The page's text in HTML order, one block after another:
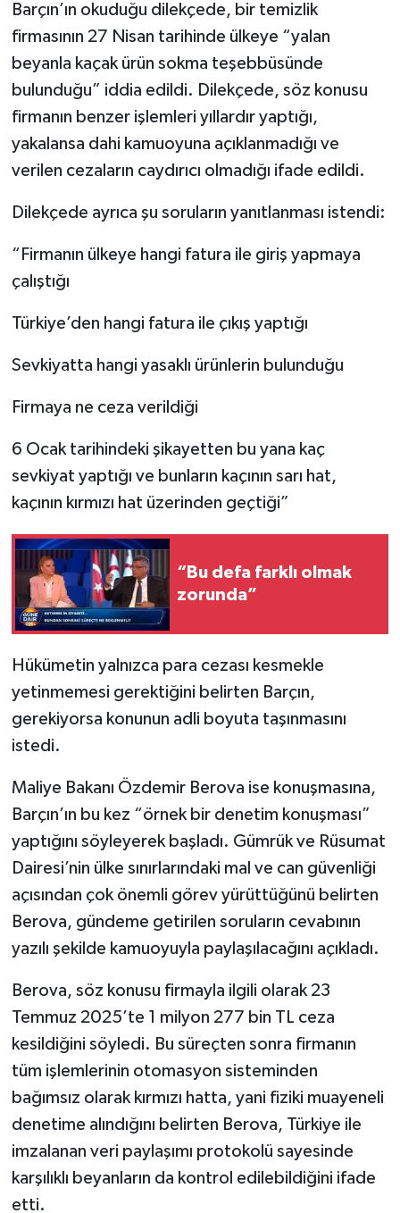
Barçın’ın okuduğu dilekçede, bir temizlik
firmasının 27 Nisan tarihinde ülkeye “yalan
beyanla kaçak ürün sokma teşebbüsünde
bulunduğu” iddia edildi. Dilekçede, söz konusu
firmanın benzer işlemleri yıllardır yaptığı,
yakalansa dahi kamuoyuna açıklanmadığı ve
verilen cezaların caydırıcı olmadığı ifade edildi.
Dilekçede ayrıca şu soruların yanıtlanması istendi:
“Firmanın ülkeye hangi fatura ile giriş yapmaya
çalıştığı
Türkiye’den hangi fatura ile çıkış yaptığı
Sevkiyatta hangi yasaklı ürünlerin bulunduğu
Firmaya ne ceza verildiği
6 Ocak tarihindeki şikayetten bu yana kaç
sevkiyat yaptığı ve bunların kaçının sarı hat,
kaçının kırmızı hat üzerinden geçtiği”
“Bu defa farklı olmak
zorunda”
Hükümetin yalnızca para cezası kesmekle
yetinmemesi gerektiğini belirten Barçın,
gerekiyorsa konunun adli boyuta taşınmasını
istedi.
Maliye Bakanı Özdemir Berova ise konuşmasına,
Barçın’ın bu kez “örnek bir denetim konuşması”
yaptığını söyleyerek başladı. Gümrük ve Rüsumat
Dairesi’nin ülke sınırlarındaki mal ve can güvenliği
açısından çok önemli görev yürüttüğünü belirten
Berova, gündeme getirilen soruların cevabının
yazılı şekilde kamuoyuyla paylaşılacağını açıkladı.
Berova, söz konusu firmayla ilgili olarak 23
Temmuz 2025’te 1 milyon 277 bin TL ceza
kesildiğini söyledi. Bu süreçten sonra firmanın
tüm işlemlerinin otomasyon sisteminden
bağımsız olarak kırmızı hatta, yani fiziki muayeneli
denetime alındığını belirten Berova, Türkiye ile
imzalanan veri paylaşımı protokolü sayesinde
karşılıklı beyanların da kontrol edilebildiğini ifade
etti.